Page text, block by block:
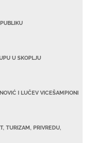
U SKOPLJU
I LUČEV VICEŠAMPIONI
TURIZAM, PRIVREDU,